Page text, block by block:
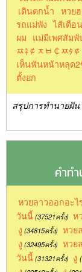
เดินตกน้ำ หวย
รถแม่พัง ไส้เดือ
ผม แม่มีเพศสัม
ﾹﾈ￠ﾸﾲ￠ﾹﾀ
เห็นฟันหน้าหลุด
ตั้งยก
สรุปการทำนายฝัน
คำท
หวยลาวออกอะ
วันนี้(37521ครั้ง) ห
งู (34815ครั้ง) หวย
งู (32495ครั้ง) หวย
วันนี้(31321ครั้ง) งู